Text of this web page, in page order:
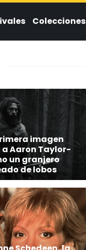
Colecciones
imagen
Aaron Taylor-
un granjero
de lobos